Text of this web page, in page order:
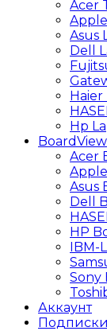
Acer
Asus
Dell
Haier
Hp
BoardView
Acer
Asus
Dell
HP
IBM-
Sony
Аккаунт
Подписки